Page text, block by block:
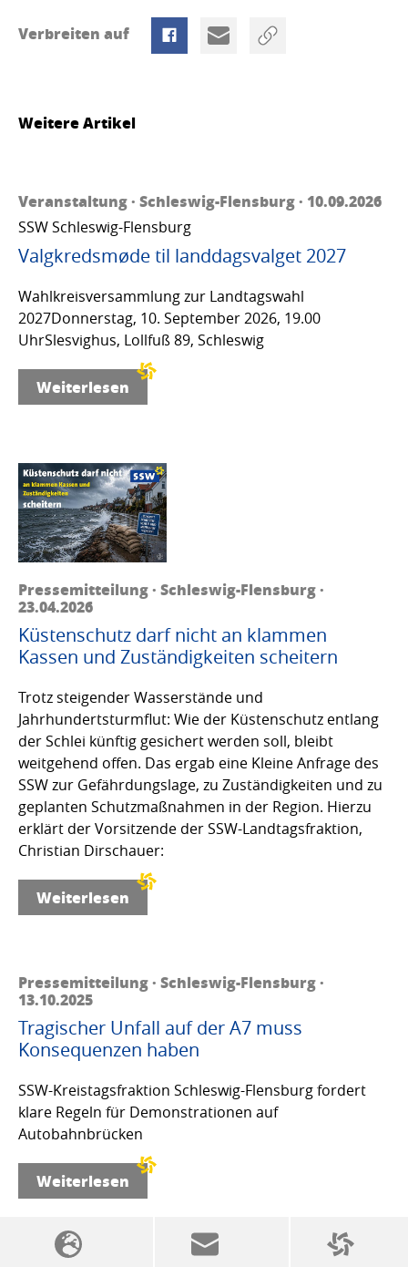
Verbreiten auf
Weitere Artikel
Veranstaltung · Schleswig-Flensburg · 10.09.2026
SSW Schleswig-Flensburg
Valgkredsmøde til landdagsvalget 2027
Wahlkreisversammlung zur Landtagswahl
2027Donnerstag, 10. September 2026, 19.00
UhrSlesvighus, Lollfuß 89, Schleswig
Weiterlesen
Pressemitteilung · Schleswig-Flensburg ·
23.04.2026
Küstenschutz darf nicht an klammen
Kassen und Zuständigkeiten scheitern
Trotz steigender Wasserstände und
Jahrhundertsturmflut: Wie der Küstenschutz entlang
der Schlei künftig gesichert werden soll, bleibt
weitgehend offen. Das ergab eine Kleine Anfrage des
SSW zur Gefährdungslage, zu Zuständigkeiten und zu
geplanten Schutzmaßnahmen in der Region. Hierzu
erklärt der Vorsitzende der SSW-Landtagsfraktion,
Christian Dirschauer:
Weiterlesen
Pressemitteilung · Schleswig-Flensburg ·
13.10.2025
Tragischer Unfall auf der A7 muss
Konsequenzen haben
SSW-Kreistagsfraktion Schleswig-Flensburg fordert
klare Regeln für Demonstrationen auf
Autobahnbrücken
Weiterlesen
SSW-Politik von A bis Z